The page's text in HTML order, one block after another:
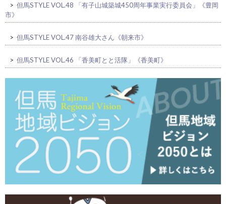
> 但馬STYLE VOL.48 「有子山城築城450周年事業実行委員会」《豊岡
市》
> 但馬STYLE VOL.47 南谷雄大さん《朝来市》
> 但馬STYLE VOL.46 「香美町とと活隊」《香美町》